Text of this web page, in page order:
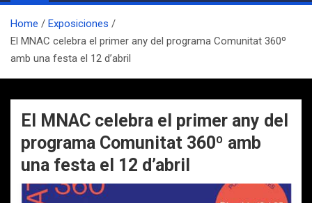
Home
Exposiciones
El MNAC celebra el primer any del programa Comunitat 360º
amb una festa el 12 d’abril
El MNAC celebra el primer any del
programa Comunitat 360º amb
una festa el 12 d’abril